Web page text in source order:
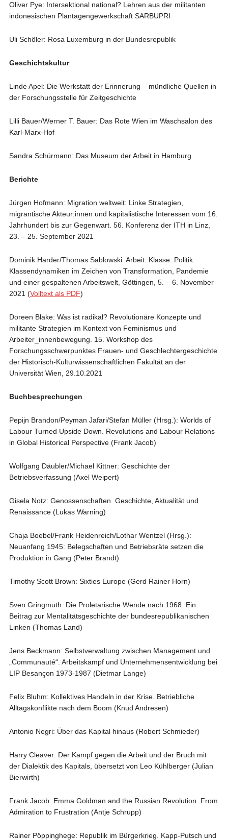
Oliver Pye: Intersektional national? Lehren aus der militanten
indonesischen Plantagengewerkschaft SARBUPRI
Uli Schöler: Rosa Luxemburg in der Bundesrepublik
Geschichtskultur
Linde Apel: Die Werkstatt der Erinnerung – mündliche Quellen in
der Forschungsstelle für Zeitgeschichte
Lilli Bauer/Werner T. Bauer: Das Rote Wien im Waschsalon des
Karl-Marx-Hof
Sandra Schürmann: Das Museum der Arbeit in Hamburg
Berichte
Jürgen Hofmann: Migration weltweit: Linke Strategien,
migrantische Akteur:innen und kapitalistische Interessen vom 16.
Jahrhundert bis zur Gegenwart. 56. Konferenz der ITH in Linz,
23. – 25. September 2021
Dominik Harder/Thomas Sablowski: Arbeit. Klasse. Politik.
Klassendynamiken im Zeichen von Transformation, Pandemie
und einer gespaltenen Arbeitswelt, Göttingen, 5. – 6. November
2021 (Volltext als PDF)
Doreen Blake: Was ist radikal? Revolutionäre Konzepte und
militante Strategien im Kontext von Feminismus und
Arbeiter_innenbewegung. 15. Workshop des
Forschungsschwerpunktes Frauen- und Geschlechtergeschichte
der Historisch-Kulturwissenschaftlichen Fakultät an der
Universität Wien, 29.10.2021
Buchbesprechungen
Pepijn Brandon/Peyman Jafari/Stefan Müller (Hrsg.): Worlds of
Labour Turned Upside Down. Revolutions and Labour Relations
in Global Historical Perspective (Frank Jacob)
Wolfgang Däubler/Michael Kittner: Geschichte der
Betriebsverfassung (Axel Weipert)
Gisela Notz: Genossenschaften. Geschichte, Aktualität und
Renaissance (Lukas Warning)
Chaja Boebel/Frank Heidenreich/Lothar Wentzel (Hrsg.):
Neuanfang 1945: Belegschaften und Betriebsräte setzen die
Produktion in Gang (Peter Brandt)
Timothy Scott Brown: Sixties Europe (Gerd Rainer Horn)
Sven Gringmuth: Die Proletarische Wende nach 1968. Ein
Beitrag zur Mentalitätsgeschichte der bundesrepublikanischen
Linken (Thomas Land)
Jens Beckmann: Selbstverwaltung zwischen Management und
„Communauté“. Arbeitskampf und Unternehmensentwicklung bei
LIP Besançon 1973-1987 (Dietmar Lange)
Felix Bluhm: Kollektives Handeln in der Krise. Betriebliche
Alltagskonflikte nach dem Boom (Knud Andresen)
Antonio Negri: Über das Kapital hinaus (Robert Schmieder)
Harry Cleaver: Der Kampf gegen die Arbeit und der Bruch mit
der Dialektik des Kapitals, übersetzt von Leo Kühlberger (Julian
Bierwirth)
Frank Jacob: Emma Goldman and the Russian Revolution. From
Admiration to Frustration (Antje Schrupp)
Rainer Pöppinghege: Republik im Bürgerkrieg. Kapp-Putsch und